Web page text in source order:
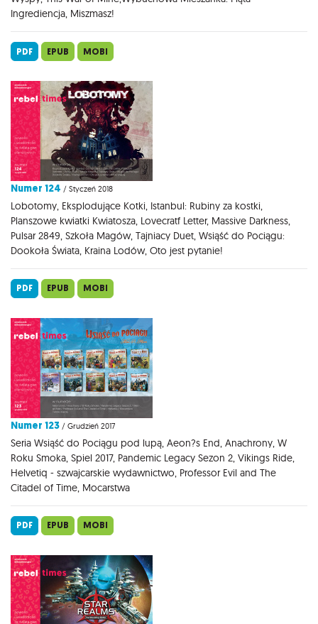
Ingrediencja, Miszmasz!
PDF EPUB MOBI
Numer 124 / Styczeń 2018
Lobotomy, Eksplodujące Kotki, Istanbul: Rubiny za kostki,
Planszowe kwiatki Kwiatosza, Lovecratf Letter, Massive Darkness,
Pulsar 2849, Szkoła Magów, Tajniacy Duet, Wsiąść do Pociągu:
Dookoła Świata, Kraina Lodów, Oto jest pytanie!
PDF EPUB MOBI
Numer 123 / Grudzień 2017
Seria Wsiąść do Pociągu pod lupą, Aeon?s End, Anachrony, W
Roku Smoka, Spiel 2017, Pandemic Legacy Sezon 2, Vikings Ride,
Helvetiq - szwajcarskie wydawnictwo, Professor Evil and The
Citadel of Time, Mocarstwa
PDF EPUB MOBI